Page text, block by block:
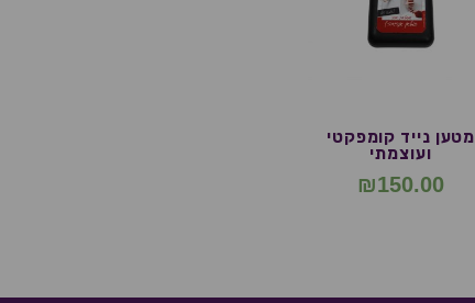
מטען נייד קומפקטי
ועוצמתי
₪150.00